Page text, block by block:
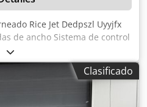
Rice Jet Dedpszl Uyyjfx
de ancho Sistema de control
zonas Pantalla táctil digital
inoxidable
Clasificado